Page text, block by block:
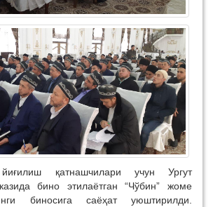
қатнашчилари учун Ургут
бино этилаётган “Чўбин” жоме
биносига саёҳат уюштирилди.